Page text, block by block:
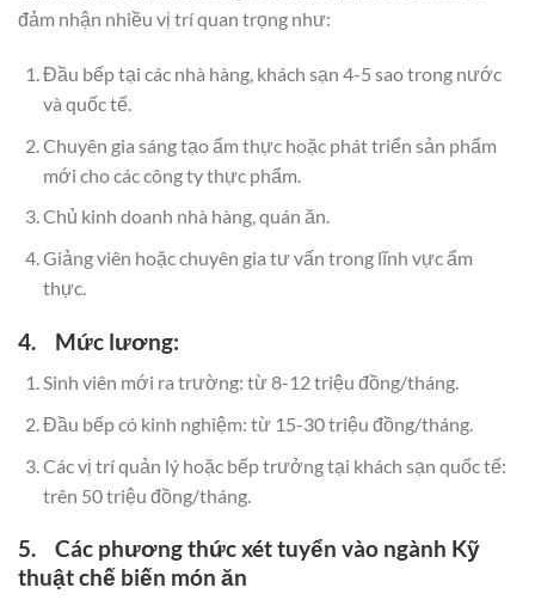
đảm nhận nhiều vị trí quan trọng như:
Đầu bếp tại các nhà hàng, khách sạn 4-5 sao trong nước
và quốc tế.
Chuyên gia sáng tạo ẩm thực hoặc phát triển sản phẩm
mới cho các công ty thực phẩm.
Chủ kinh doanh nhà hàng, quán ăn.
Giảng viên hoặc chuyên gia tư vấn trong lĩnh vực ẩm
thực.
4. Mức lương:
Sinh viên mới ra trường: từ 8-12 triệu đồng/tháng.
Đầu bếp có kinh nghiệm: từ 15-30 triệu đồng/tháng.
Các vị trí quản lý hoặc bếp trưởng tại khách sạn quốc tế:
trên 50 triệu đồng/tháng.
5. Các phương thức xét tuyển vào ngành Kỹ
thuật chế biến món ăn